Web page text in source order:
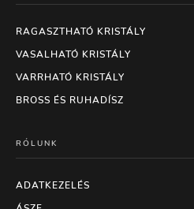
RAGASZTHATÓ KRISTÁLY
VASALHATÓ KRISTÁLY
VARRHATÓ KRISTÁLY
BROSS ÉS RUHADÍSZ
RÓLUNK
ADATKEZELÉS